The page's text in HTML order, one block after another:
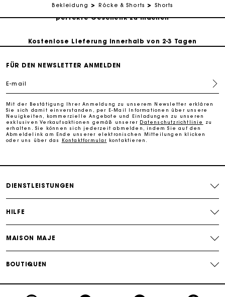
Bekleidung Röcke & Shorts Shorts
Die Maje-Geschenkkarte: Die beste Möglichkeit, das
Kostenlose Lieferung innerhalb von 2-3 Tagen
PayPal - Bezahlung nach 30 Tagen
Kostenlose Umtausch & Rücksendung
Die Maje-Geschenkkarte: Die beste Möglichkeit, das
perfekte Geschenk zu machen
FÜR DEN NEWSLETTER ANMELDEN
E-mail
Mit der Bestätigung Ihrer Anmeldung zu unserem Newsletter erklären
Sie sich damit einverstanden, per E-Mail Informationen über unsere
Neuigkeiten, kommerzielle Angebote und Einladungen zu unseren
exklusiven Verkaufsaktionen gemäß unserer Datenschutzrichtlinie
zu
erhalten. Sie können sich jederzeit abmelden, indem Sie auf den
Abmeldelink am Ende unserer elektronischen Mitteilungen klicken
oder uns über das
Kontaktformular kontaktieren.
DIENSTLEISTUNGEN
HILFE
MAISON MAJE
BOUTIQUEN